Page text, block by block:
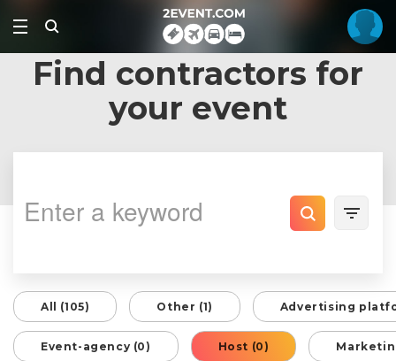
Find contractors for
your event
All (105) Other (1) Advertising
Event-agency (0) Host (0)